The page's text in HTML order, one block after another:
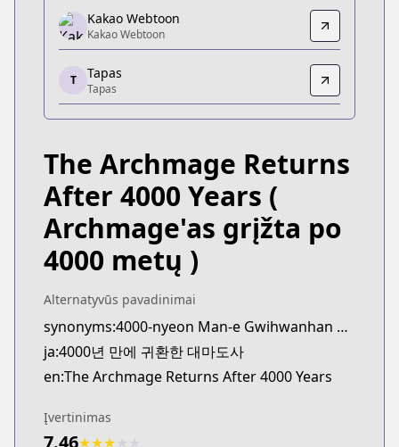
https://piccoma.com/web/product/37285
Kakao Webtoon
Kakao Webtoon
https://webtoon.kakao.com/content/4000년-만에-
Tapas
Tapas
KakaoPage
KakaoPage
https://page.kakao.com/home?seriesId=54884637
Kakao Webtoon
Kakao Webtoon
T Tapas
Tapas
The Archmage Returns
After 4000 Years (
Archmage'as grįžta po
4000 metų )
Alternatyvūs pavadinimai
synonyms:4000-nyeon Man-e Gwihwanhan Daemadosa
ja:4000년 만에 귀환한 대마도사
en:The Archmage Returns After 4000 Years
Įvertinimas
7.46★★★